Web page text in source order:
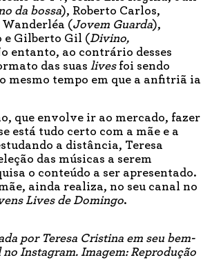
da bossa), Roberto Carlos,
(Jovem Guarda),
e Gilberto Gil (Divino,
entanto, ao contrário desses
das suas lives foi sendo
mesmo tempo em que a anfitriã ia
que envolve ir ao mercado, fazer
está tudo certo com a mãe e a
a distância, Teresa
das músicas a serem
o conteúdo a ser apresentado.
ainda realiza, no seu canal no
Lives de Domingo.
por Teresa Cristina em seu bem-
Instagram. Imagem: Reprodução